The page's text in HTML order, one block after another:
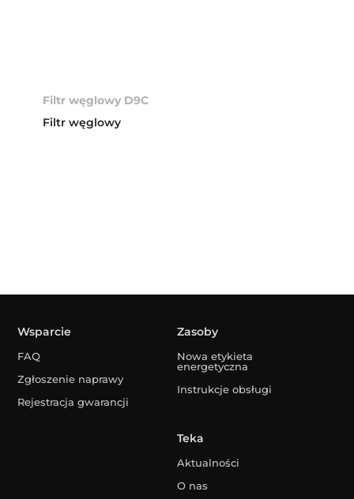
Filtr węglowy D9C
Filtr węglowy
Wsparcie
FAQ
Zgłoszenie naprawy
Rejestracja gwarancji
Zasoby
Nowa etykieta
energetyczna
Instrukcje obsługi
Teka
Aktualności
O nas